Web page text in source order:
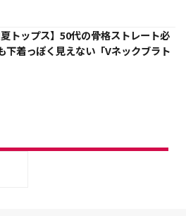
夏トップス】50代の骨格ストレート必
下着っぽく見えない「Vネックブラト